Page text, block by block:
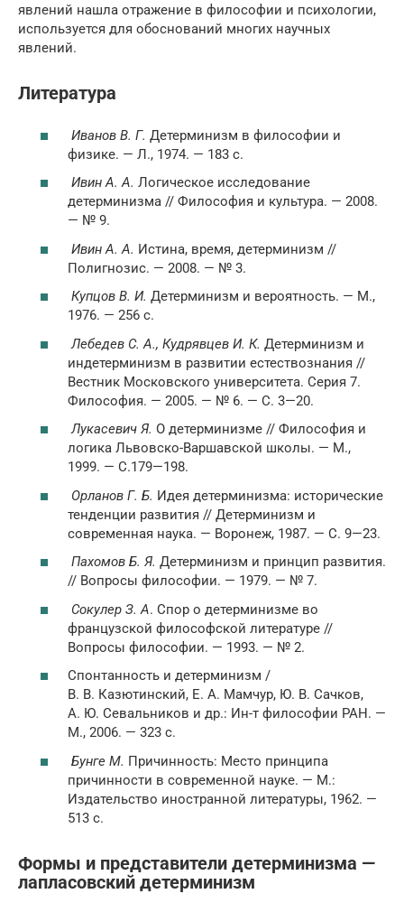
явлений нашла отражение в философии и психологии,
используется для обоснований многих научных
явлений.
Литература
Иванов В. Г. Детерминизм в философии и
физике. — Л., 1974. — 183 с.
Ивин А. А. Логическое исследование
детерминизма // Философия и культура. — 2008.
— № 9.
Ивин А. А. Истина, время, детерминизм //
Полигнозис. — 2008. — № 3.
Купцов В. И. Детерминизм и вероятность. — М.,
1976. — 256 с.
Лебедев C. А., Кудрявцев И. К. Детерминизм и
индетерминизм в развитии естествознания //
Вестник Московского университета. Серия 7.
Философия. — 2005. — № 6. — С. 3—20.
Лукасевич Я. О детерминизме // Философия и
логика Львовско-Варшавской школы. — М.,
1999. — С.179—198.
Орланов Г. Б. Идея детерминизма: исторические
тенденции развития // Детерминизм и
современная наука. — Воронеж, 1987. — С. 9—23.
Пахомов Б. Я. Детерминизм и принцип развития.
// Вопросы философии. — 1979. — № 7.
Сокулер З. А. Спор о детерминизме во
французской философской литературе //
Вопросы философии. — 1993. — № 2.
Спонтанность и детерминизм /
В. В. Казютинский, Е. А. Мамчур, Ю. В. Сачков,
А. Ю. Севальников и др.: Ин-т философии РАН. —
М., 2006. — 323 с.
Бунге М. Причинность: Место принципа
причинности в современной науке. — М.:
Издательство иностранной литературы, 1962. —
513 с.
Формы и представители детерминизма —
лапласовский детерминизм